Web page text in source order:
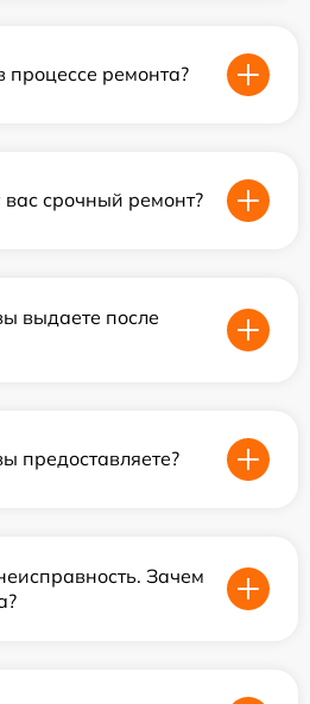
процессе ремонта?
срочный ремонт?
выдаете после
предоставляете?
Зачем